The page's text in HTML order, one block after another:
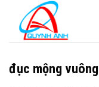
content
đục mộng